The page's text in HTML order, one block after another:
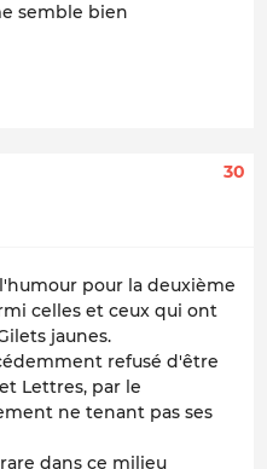
semble bien
30
pour la deuxième
celles et ceux qui ont
jaunes.
refusé d'être
Lettres, par le
ne tenant pas ses
dans ce milieu